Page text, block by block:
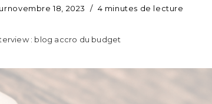
novembre 18, 2023 4 minutes de lecture
: blog accro du budget